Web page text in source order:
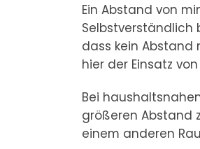
Ein Abstand von
Selbstverständlich
dass kein Abstand
hier der Einsatz
Bei
größeren Abstand
einem anderen